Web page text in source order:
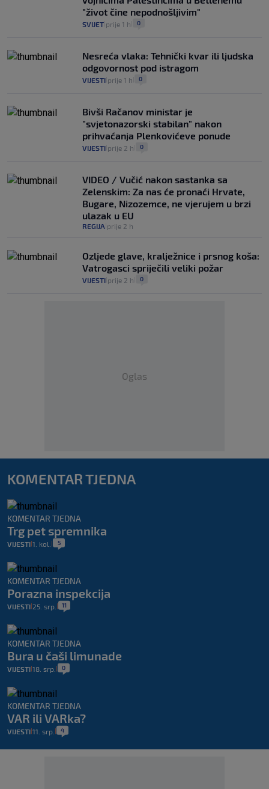
"život čine nepodnošljivim"
SVIJET prije 1 h 0
Nesreća vlaka: Tehnički kvar ili ljudska
odgovornost pod istragom
VIJESTI prije 1 h 0
Bivši Račanov ministar je
"svjetonazorski stabilan" nakon
prihvaćanja Plenkovićeve ponude
VIJESTI prije 2 h 0
VIDEO / Vučić nakon sastanka sa
Zelenskim: Za nas će pronaći Hrvate,
Bugare, Nizozemce, ne vjerujem u brzi
ulazak u EU
REGIJA prije 2 h
Ozljede glave, kralježnice i prsnog koša:
Vatrogasci spriječili veliki požar
VIJESTI prije 2 h 0
Oglas
KOMENTAR TJEDNA
KOMENTAR TJEDNA
Trg pet spremnika
VIJESTI 1. kol. 5
KOMENTAR TJEDNA
Porazna inspekcija
VIJESTI 25. srp. 11
KOMENTAR TJEDNA
Bura u čaši limunade
VIJESTI 18. srp. 0
KOMENTAR TJEDNA
VAR ili VARka?
VIJESTI 11. srp. 4